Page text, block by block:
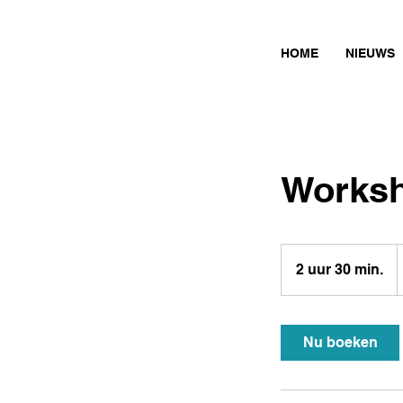
HOME NIEUWS
2 uur 30 min.
Nu boeken